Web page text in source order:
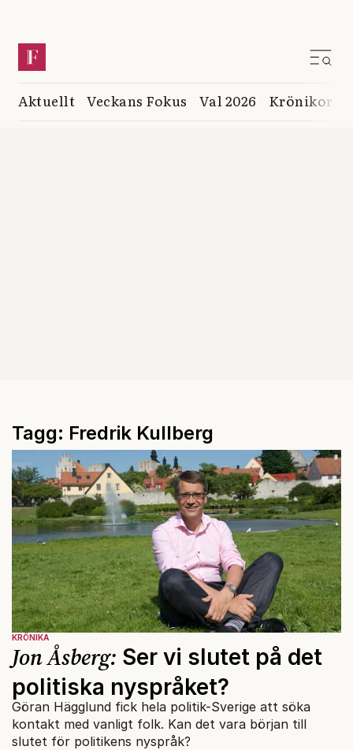
Aktuellt Veckans Fokus Val 2026 Krönikor
Tagg: Fredrik Kullberg
KRÖNIKA
Jon Åsberg: Ser vi slutet på det
politiska nyspråket?
Göran Hägglund fick hela politik-Sverige att söka
kontakt med vanligt folk. Kan det vara början till
slutet för politikens nyspråk?